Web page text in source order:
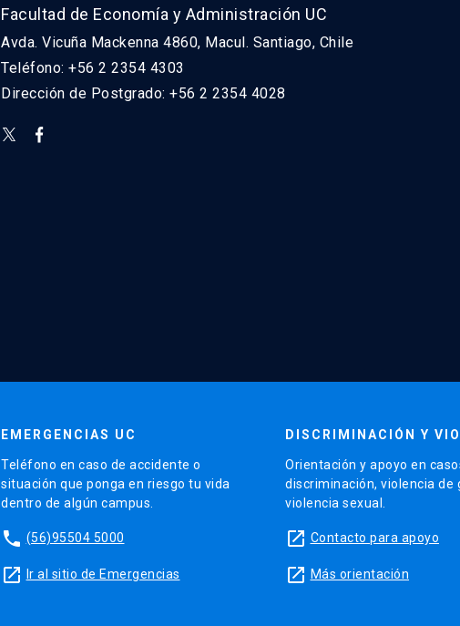
Facultad de Economía y Administración UC
Avda. Vicuña Mackenna 4860, Macul. Santiago, Chile
Teléfono: +56 2 2354 4303
Dirección de Postgrado: +56 2 2354 4028
EMERGENCIAS UC
Teléfono en caso de accidente o
situación que ponga en riesgo tu vida
dentro de algún campus.
phone (56)95504 5000
launch Ir al sitio de Emergencias
DISCRIMINACIÓN Y
Orientación y apoyo en
discriminación, violencia de
violencia sexual.
launch Contacto para apoyo
launch Más orientación